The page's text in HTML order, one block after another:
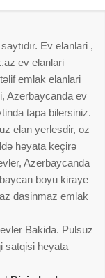
Ev elanlari ,
ev elanlari
emlak elanlari
Azerbaycanda ev
tapa bilersiniz.
elan yerlesdir, oz
həyata keçirə
Azerbaycanda
boyu kiraye
dasinmaz emlak
Bakida. Pulsuz
satqisi heyata